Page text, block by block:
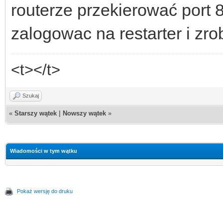
routerze przekierować port
zalogowac na restarter i
<t></t>
Szukaj
« Starszy wątek Nowszy wątek »
Wiadomości w tym wątku
Pokaż wersję do druku